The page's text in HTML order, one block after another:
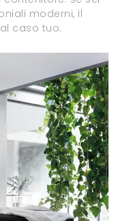
moderni, il
caso tuo.